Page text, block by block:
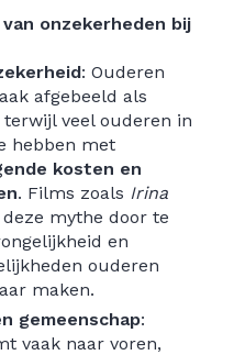
onzekerheden bij
: Ouderen
afgebeeld als
veel ouderen in
hebben met
kosten en
. Films zoals Irina
mythe door te
en
ouderen
maken.
gemeenschap:
vaak naar voren,